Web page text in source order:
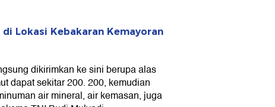
Lokasi Kebakaran Kemayoran
dikirimkan ke sini berupa alas
dapat sekitar 200. 200, kemudian
air mineral, air kemasan, juga